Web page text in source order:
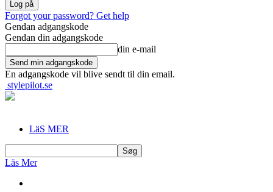
Forgot your password? Get help
Gendan adgangskode
Gendan din adgangskode
din e-mail
En adgangskode vil blive sendt til din email.
stylepilot.se
LäS MER
Läs Mer